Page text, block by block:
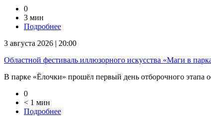
0
3 мин
Подробнее
3 августа 2026 | 20:00
Областной фестиваль иллюзорного искусства «Маги в
В парке «Ёлочки» прошёл первый день отборочного этапа
0
< 1 мин
Подробнее